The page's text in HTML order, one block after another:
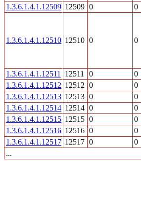
1.3.6.1.4.1.12509 12509 0 0
1.3.6.1.4.1.12510 12510 0 0
1.3.6.1.4.1.12511
12511 0 0
1.3.6.1.4.1.12512 12512 0 0
1.3.6.1.4.1.12513 12513 0 0
1.3.6.1.4.1.12514 12514 0 0
1.3.6.1.4.1.12515 12515 0 0
1.3.6.1.4.1.12516 12516 0 0
1.3.6.1.4.1.12517 12517 0 0
...